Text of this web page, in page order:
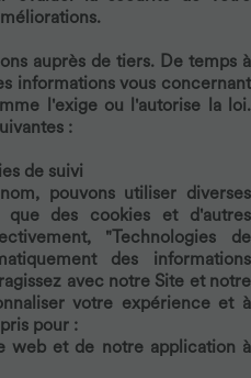
auprès de tiers. De temps à
informations vous concernant
l'exige ou l'autorise la loi.
:
de suivi
pouvons utiliser diverses
des cookies et d'autres
"Technologies de
des informations
avec notre Site et notre
votre expérience et à
pour :
web et de notre application à